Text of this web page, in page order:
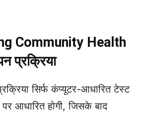
Community Health
प्रक्रिया
सिर्फ कंप्यूटर-आधारित टेस्ट
आधारित होगी, जिसके बाद